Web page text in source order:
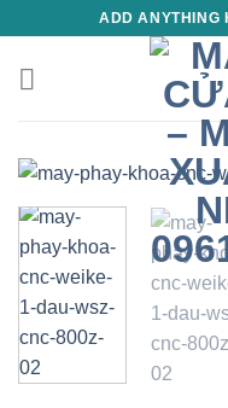
content
ADD ANYTHING